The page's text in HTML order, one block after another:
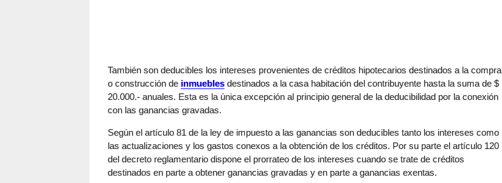
También son deducibles los intereses provenientes de créditos hipotecarios destinados a la compra
o construcción de inmuebles destinados a la casa habitación del contribuyente hasta la suma de $
20.000.- anuales. Esta es la única excepción al principio general de la deducibilidad por la conexión
con las ganancias gravadas.
Según el artículo 81 de la ley de impuesto a las ganancias son deducibles tanto los intereses como
las actualizaciones y los gastos conexos a la obtención de los créditos. Por su parte el artículo 120
del decreto reglamentario dispone el prorrateo de los intereses cuando se trate de créditos
destinados en parte a obtener ganancias gravadas y en parte a ganancias exentas.